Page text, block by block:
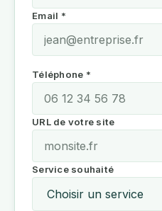
Email *
Téléphone *
URL de votre site
Service souhaité